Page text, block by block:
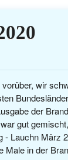
wir
der
gut
- Lauchn März
Male in der